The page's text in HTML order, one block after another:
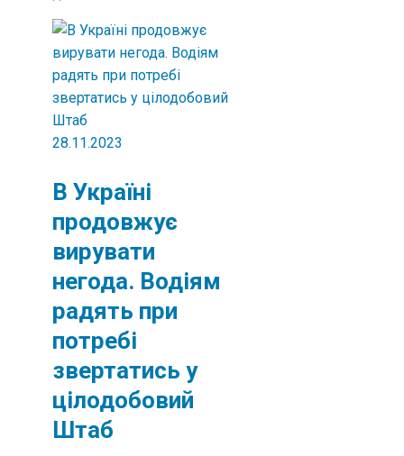
28.11.2023
В Україні
продовжує
вирувати
негода. Водіям
радять при
потребі
звертатись у
цілодобовий
Штаб